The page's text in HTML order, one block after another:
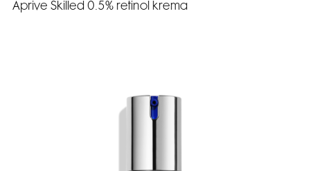
Aprive Skilled 0.5% retinol krema